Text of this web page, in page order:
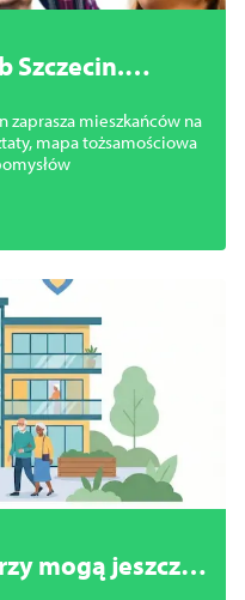
Szczecin.
swoje
zaprasza mieszkańców na
mapa tożsamościowa
mogą jeszcze